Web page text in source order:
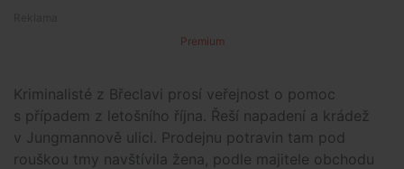
Premium
Kriminalisté z Břeclavi prosí veřejnost o pomoc
s případem z letošního října. Řeší napadení a krádež
v Jungmannově ulici. Prodejnu potravin tam pod
rouškou tmy navštívila žena, podle majitele obchodu